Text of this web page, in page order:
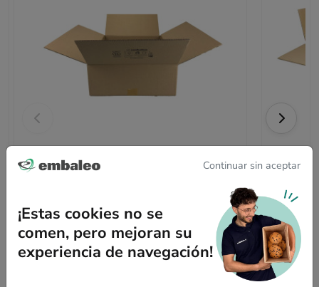
Cartón canal simple 50 x 40 x 15 cm
5/5 1 opiniones
a partir de
1,29 €
sin IVA
por unidad
Cartón
Continuar sin aceptar
¡Estas cookies no se
comen, pero mejoran su
experiencia de navegación!